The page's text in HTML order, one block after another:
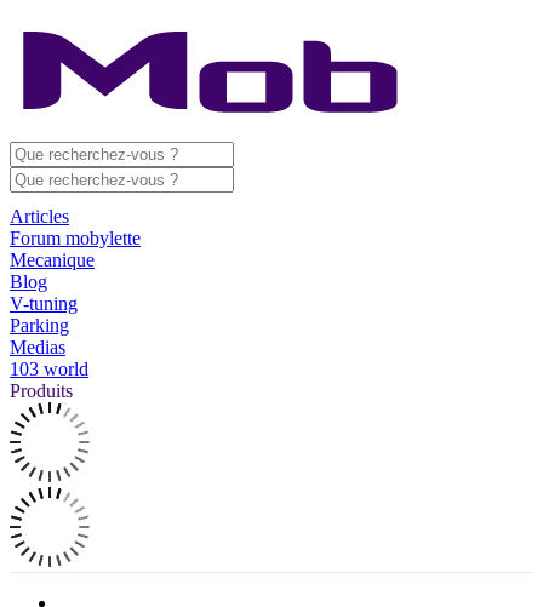
Articles
Forum mobylette
Mecanique
Blog
V-tuning
Parking
Medias
103 world
Produits